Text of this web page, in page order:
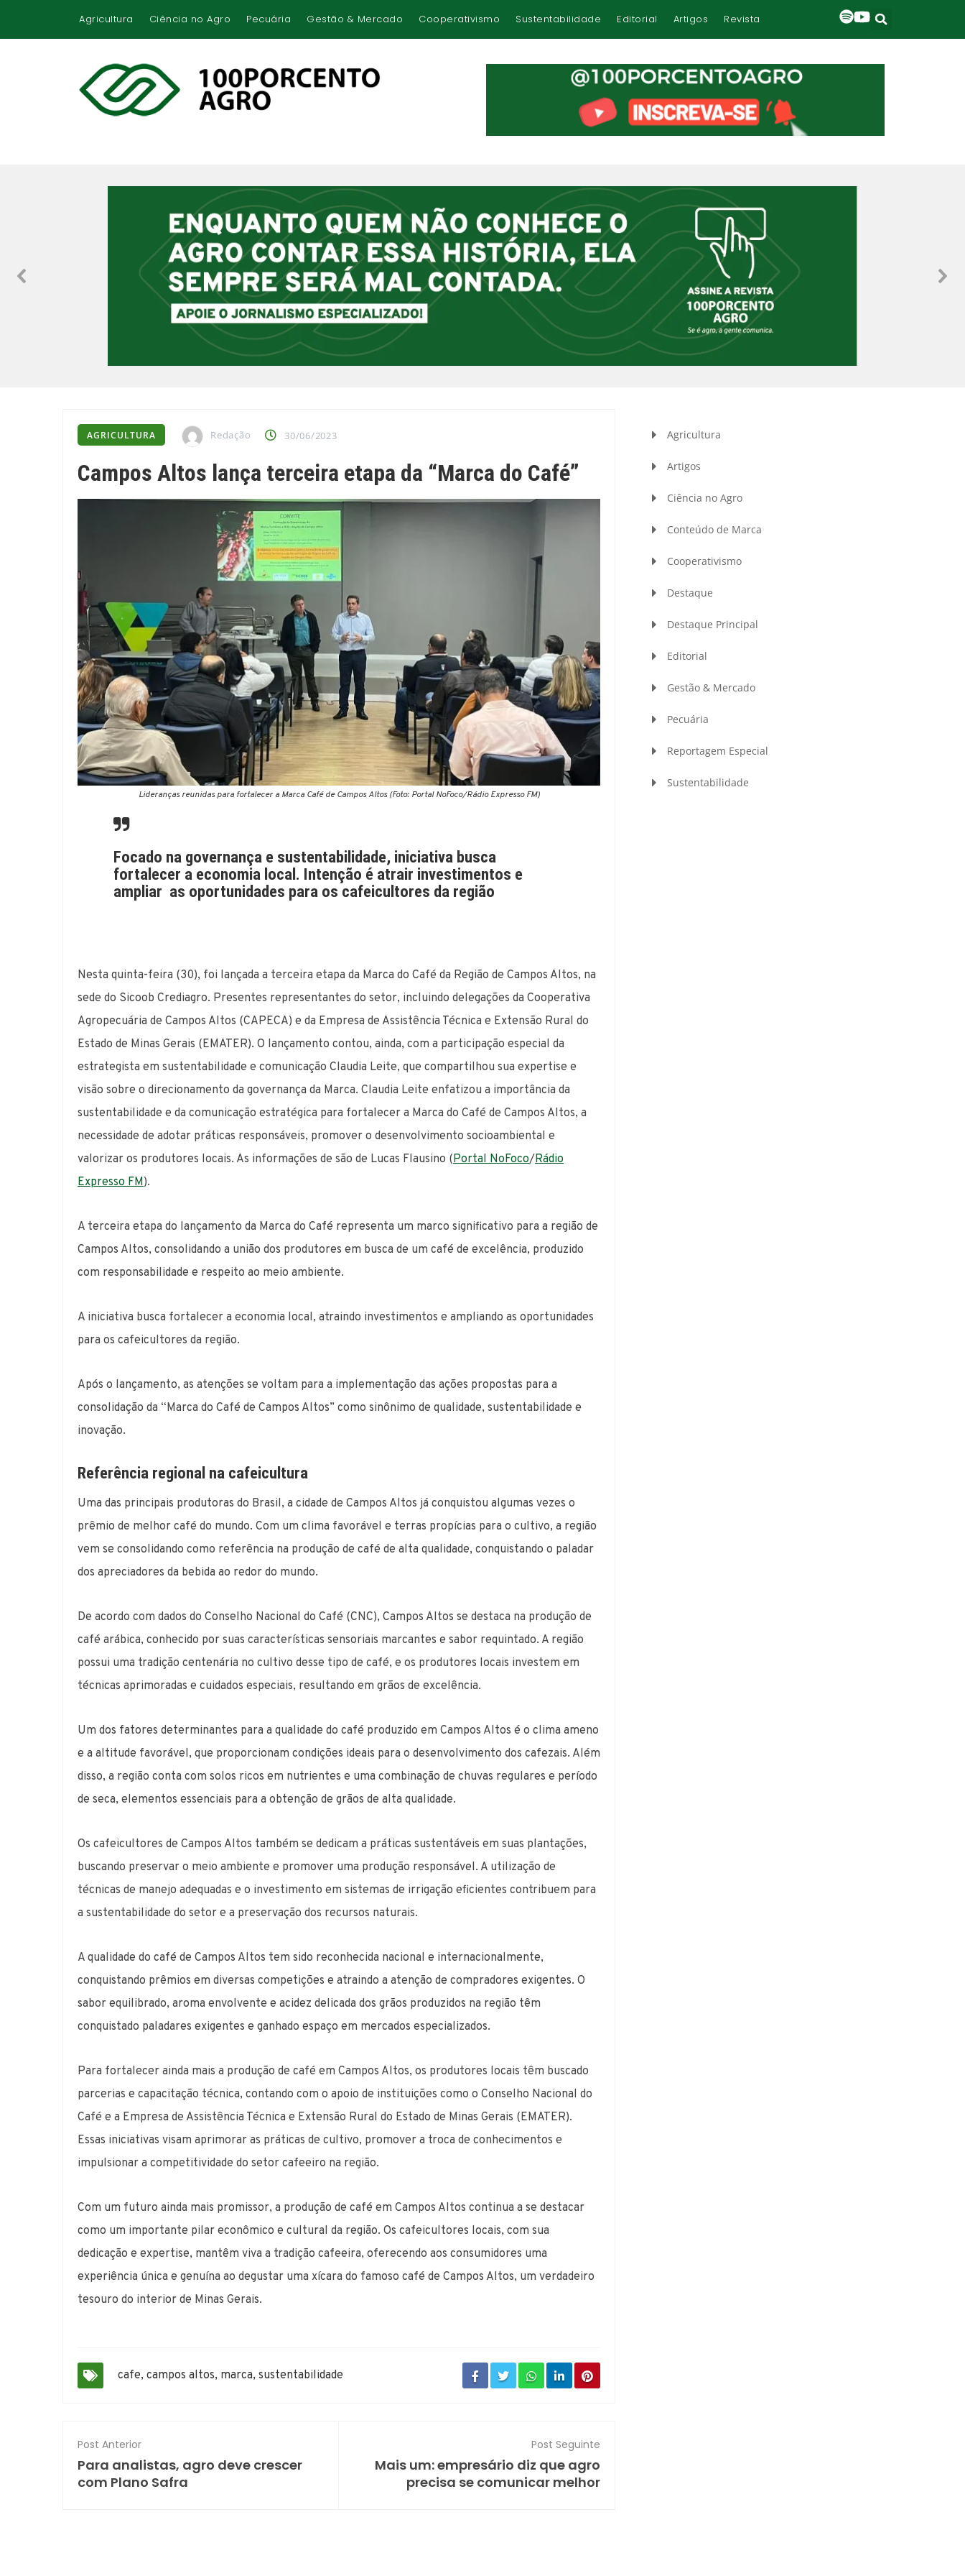
Agricultura Ciência no Agro Pecuária Gestão & Mercado Cooperativismo Sustentabilidade Editorial Artigos Revista
AGRICULTURA Redação 30/06/2023
Campos Altos lança terceira etapa da “Marca do Café”
Lideranças reunidas para fortalecer a Marca Café de Campos Altos (Foto: Portal NoFoco/Rádio Expresso FM)
Focado na governança e sustentabilidade, iniciativa busca
fortalecer a economia local. Intenção é atrair investimentos e
ampliar as oportunidades para os cafeicultores da região
Nesta quinta-feira (30), foi lançada a terceira etapa da Marca do Café da Região de Campos Altos, na
sede do Sicoob Crediagro. Presentes representantes do setor, incluindo delegações da Cooperativa
Agropecuária de Campos Altos (CAPECA) e da Empresa de Assistência Técnica e Extensão Rural do
Estado de Minas Gerais (EMATER). O lançamento contou, ainda, com a participação especial da
estrategista em sustentabilidade e comunicação Claudia Leite, que compartilhou sua expertise e
visão sobre o direcionamento da governança da Marca. Claudia Leite enfatizou a importância da
sustentabilidade e da comunicação estratégica para fortalecer a Marca do Café de Campos Altos, a
necessidade de adotar práticas responsáveis, promover o desenvolvimento socioambiental e
valorizar os produtores locais. As informações de são de Lucas Flausino (Portal NoFoco/Rádio
Expresso FM).
A terceira etapa do lançamento da Marca do Café representa um marco significativo para a região de
Campos Altos, consolidando a união dos produtores em busca de um café de excelência, produzido
com responsabilidade e respeito ao meio ambiente.
A iniciativa busca fortalecer a economia local, atraindo investimentos e ampliando as oportunidades
para os cafeicultores da região.
Após o lançamento, as atenções se voltam para a implementação das ações propostas para a
consolidação da “Marca do Café de Campos Altos” como sinônimo de qualidade, sustentabilidade e
inovação.
Referência regional na cafeicultura
Uma das principais produtoras do Brasil, a cidade de Campos Altos já conquistou algumas vezes o
prêmio de melhor café do mundo. Com um clima favorável e terras propícias para o cultivo, a região
vem se consolidando como referência na produção de café de alta qualidade, conquistando o paladar
dos apreciadores da bebida ao redor do mundo.
De acordo com dados do Conselho Nacional do Café (CNC), Campos Altos se destaca na produção de
café arábica, conhecido por suas características sensoriais marcantes e sabor requintado. A região
possui uma tradição centenária no cultivo desse tipo de café, e os produtores locais investem em
técnicas aprimoradas e cuidados especiais, resultando em grãos de excelência.
Um dos fatores determinantes para a qualidade do café produzido em Campos Altos é o clima ameno
e a altitude favorável, que proporcionam condições ideais para o desenvolvimento dos cafezais. Além
disso, a região conta com solos ricos em nutrientes e uma combinação de chuvas regulares e período
de seca, elementos essenciais para a obtenção de grãos de alta qualidade.
Os cafeicultores de Campos Altos também se dedicam a práticas sustentáveis em suas plantações,
buscando preservar o meio ambiente e promover uma produção responsável. A utilização de
técnicas de manejo adequadas e o investimento em sistemas de irrigação eficientes contribuem para
a sustentabilidade do setor e a preservação dos recursos naturais.
A qualidade do café de Campos Altos tem sido reconhecida nacional e internacionalmente,
conquistando prêmios em diversas competições e atraindo a atenção de compradores exigentes. O
sabor equilibrado, aroma envolvente e acidez delicada dos grãos produzidos na região têm
conquistado paladares exigentes e ganhado espaço em mercados especializados.
Para fortalecer ainda mais a produção de café em Campos Altos, os produtores locais têm buscado
parcerias e capacitação técnica, contando com o apoio de instituições como o Conselho Nacional do
Café e a Empresa de Assistência Técnica e Extensão Rural do Estado de Minas Gerais (EMATER).
Essas iniciativas visam aprimorar as práticas de cultivo, promover a troca de conhecimentos e
impulsionar a competitividade do setor cafeeiro na região.
Com um futuro ainda mais promissor, a produção de café em Campos Altos continua a se destacar
como um importante pilar econômico e cultural da região. Os cafeicultores locais, com sua
dedicação e expertise, mantêm viva a tradição cafeeira, oferecendo aos consumidores uma
experiência única e genuína ao degustar uma xícara do famoso café de Campos Altos, um verdadeiro
tesouro do interior de Minas Gerais.
cafe, campos altos, marca, sustentabilidade
Post Anterior
Para analistas, agro deve crescer
com Plano Safra
Post Seguinte
Mais um: empresário diz que agro
precisa se comunicar melhor
Agricultura
Artigos
Ciência no Agro
Conteúdo de Marca
Cooperativismo
Destaque
Destaque Principal
Editorial
Gestão & Mercado
Pecuária
Reportagem Especial
Sustentabilidade